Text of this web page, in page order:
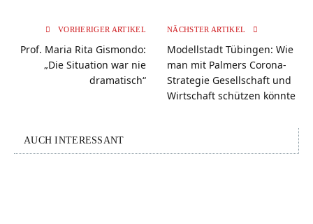
VORHERIGER ARTIKEL
Prof. Maria Rita Gismondo:
„Die Situation war nie
dramatisch“
NÄCHSTER ARTIKEL
Modellstadt Tübingen: Wie
man mit Palmers Corona-
Strategie Gesellschaft und
Wirtschaft schützen könnte
AUCH INTERESSANT